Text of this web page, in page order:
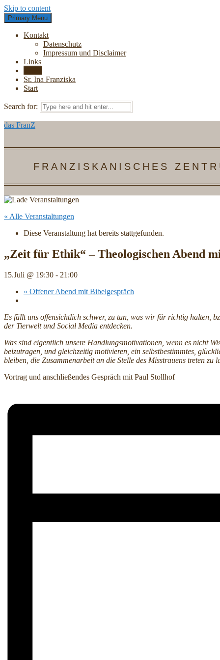
Skip to content
Primary Menu
Kontakt
Datenschutz
Impressum und Disclaimer
Links
Sr. Ina Franziska
Start
Search for:
das FranZ
FRANZISKANISCHES
« Alle Veranstaltungen
Diese Veranstaltung hat bereits stattgefunden.
„Zeit für Ethik“ – Theologischen Abend
15.Juli @ 19:30 - 21:00
« Offener Abend mit Bibelgespräch
Es fällt uns offensichtlich schwer, zu tun, was wir für richtig halten,
der Tierwelt und Social Media entdecken.
Was sind eigentlich unsere Handlungsmotivationen, wenn es nicht
beizutragen, und gleichzeitig motivieren, ein selbstbestimmtes,
bleiben, die Zusammenarbeit an die Stelle des Misstrauens treten
Vortrag und anschließendes Gespräch mit Paul Stollhof